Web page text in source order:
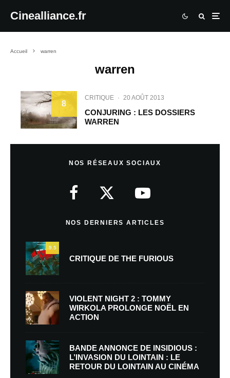
Cinealliance.fr
Accueil warren
warren
8
CRITIQUE · 20 AOÛT 2013
CONJURING : LES DOSSIERS
WARREN
NOS RÉSEAUX SOCIAUX
NOS DERNIERS ARTICLES
9.5
CRITIQUE DE THE FURIOUS
VIOLENT NIGHT 2 : TOMMY
WIRKOLA PROLONGE NOËL EN
ACTION
BANDE ANNONCE DE INSIDIOUS :
L’INVASION DU LOINTAIN : LE
RETOUR DU LOINTAIN AU CINÉMA